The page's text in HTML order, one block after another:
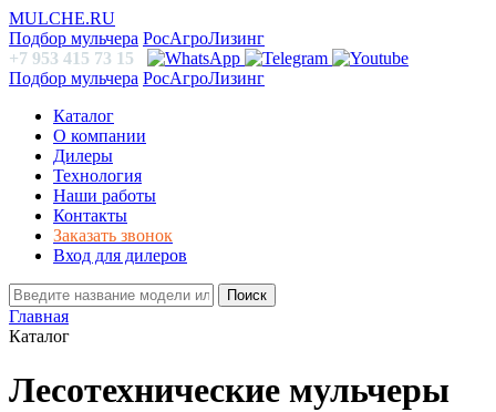
MULCHE.RU
Подбор мульчера РосАгроЛизинг
+7 953 415 73 15
Подбор мульчера РосАгроЛизинг
Каталог
О компании
Дилеры
Технология
Наши работы
Контакты
Заказать звонок
Вход для дилеров
Поиск
Главная
Каталог
Лесотехнические мульчеры